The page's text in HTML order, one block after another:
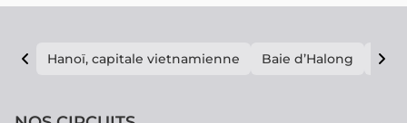
Mékong et quelques informations pratiques pour
Hanoï, capitale vietnamienne Baie d’Halong E